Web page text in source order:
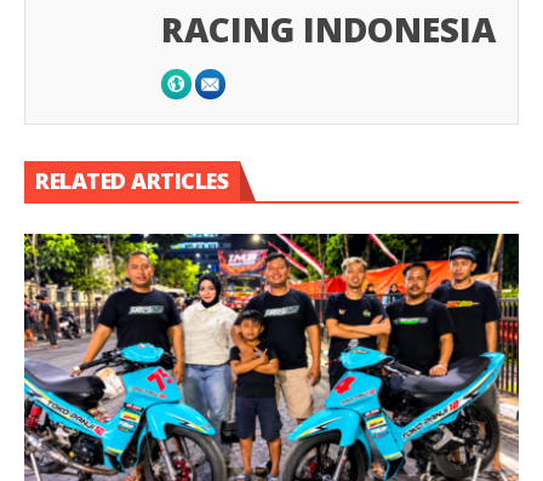
RACING INDONESIA
RELATED ARTICLES